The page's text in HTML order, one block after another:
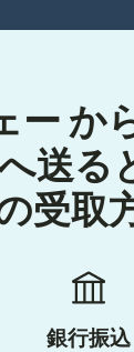
ー か
送る
受取
銀行振込